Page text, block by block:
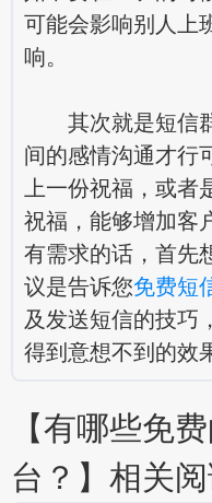
可能会影响别人上
响。
其次就是短信群
间的感情沟通才行
上一份祝福，或
祝福，能够增加客
有需求的话，首先
议是告诉您免费短
及发送短信的技巧
得到意想不到的效
【有哪些免
台？】相关